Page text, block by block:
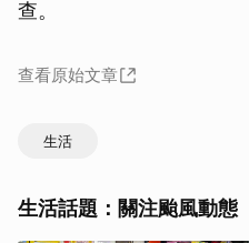
查。
查看原始文章
生活
生活話題：關注颱風動態